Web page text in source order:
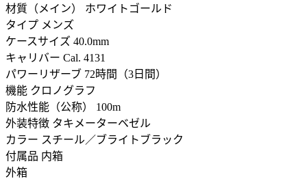
材質（メイン） ホワイトゴールド
タイプ メンズ
ケースサイズ 40.0mm
キャリバー Cal. 4131
パワーリザーブ 72時間（3日間）
機能 クロノグラフ
防水性能（公称） 100m
外装特徴 タキメーターベゼル
カラー スチール／ブライトブラック
付属品 内箱
外箱